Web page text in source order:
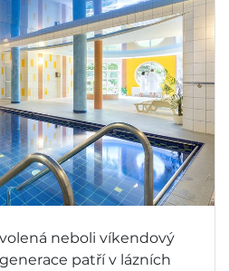
neboli víkendový
patří v lázních